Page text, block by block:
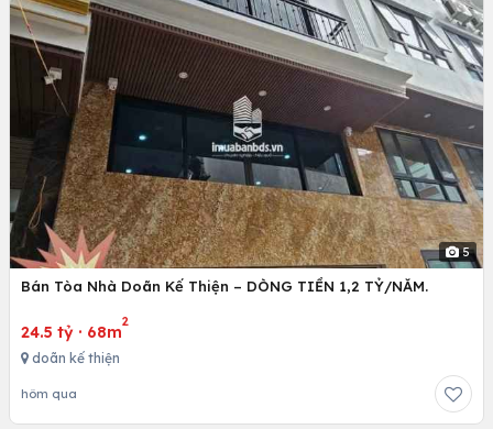
5
Bán Tòa Nhà Doãn Kế Thiện – DÒNG TIỀN 1,2 TỶ/NĂM.
24.5 tỷ · 68m
2
doãn kế thiện
hôm qua